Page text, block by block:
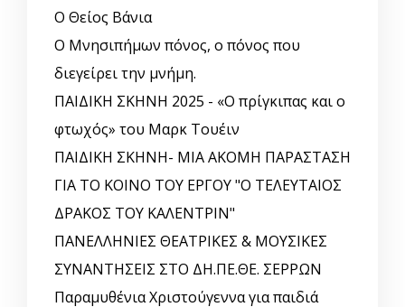
Ο Θείος Βάνια
Ο Μνησιπήμων πόνος, ο πόνος που
διεγείρει την μνήμη.
ΠΑΙΔΙΚΗ ΣΚΗΝΗ 2025 - «Ο πρίγκιπας και ο
φτωχός» του Μαρκ Τουέιν
ΠΑΙΔΙΚΗ ΣΚΗΝΗ- ΜΙΑ ΑΚΟΜΗ ΠΑΡΑΣΤΑΣΗ
ΓΙΑ ΤΟ ΚΟΙΝΟ ΤΟΥ ΕΡΓΟΥ "Ο ΤΕΛΕΥΤΑΙΟΣ
ΔΡΑΚΟΣ ΤΟΥ ΚΑΛΕΝΤΡΙΝ"
ΠΑΝΕΛΛΗΝΙΕΣ ΘΕΑΤΡΙΚΕΣ & ΜΟΥΣΙΚΕΣ
ΣΥΝΑΝΤΗΣΕΙΣ ΣΤΟ ΔΗ.ΠΕ.ΘΕ. ΣΕΡΡΩΝ
Παραμυθένια Χριστούγεννα για παιδιά